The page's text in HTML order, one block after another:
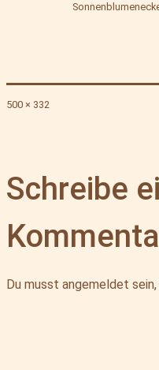
Originalgröße
500 × 332
Schreibe
Du musst angemeldet